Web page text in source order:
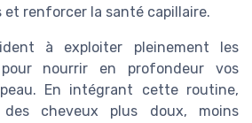
et renforcer la santé capillaire.
à exploiter pleinement les
nourrir en profondeur vos
En intégrant cette routine,
cheveux plus doux, moins